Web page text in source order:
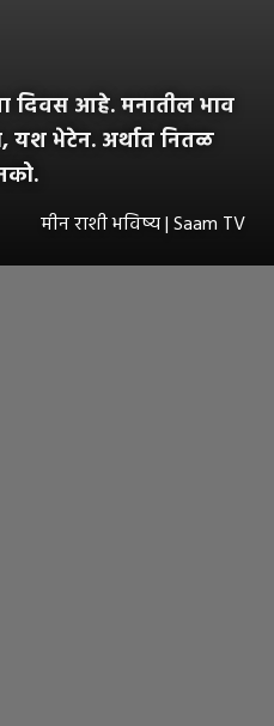
दिवस आहे. मनातील भाव
यश भेटेन. अर्थात नितळ
मीन राशी भविष्य | Saam TV